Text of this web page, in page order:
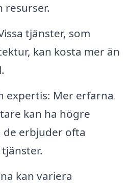
resurser.
tjänster, som
kan kosta mer än
expertis: Mer erfarna
kan ha högre
de erbjuder ofta
kan variera